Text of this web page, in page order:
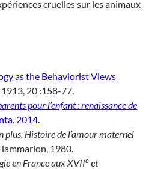
cruelles sur les animaux
as the Behaviorist Views
1913, 20 :158-77.
pour l’enfant : renaissance de
2014
plus. Histoire de l’amour maternel
1980.
en France aux XVIIe et